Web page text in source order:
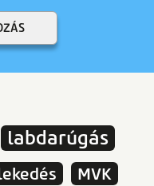
labdarúgás
MVK